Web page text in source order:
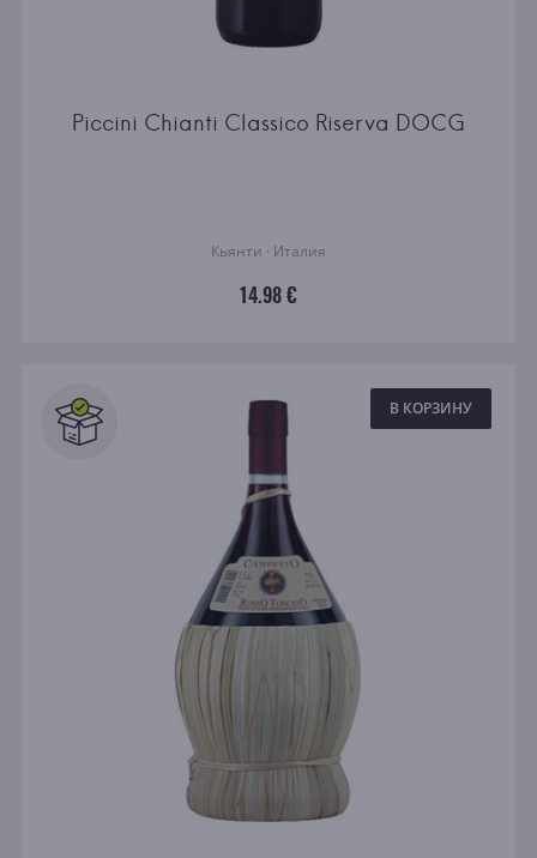
Piccini Chianti Classico Riserva DOCG
Кьянти · Италия
14.98 €
В КОРЗИНУ